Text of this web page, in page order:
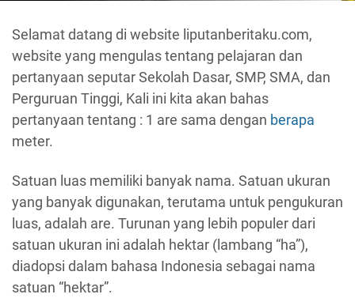
Selamat datang di website liputanberitaku.com,
website yang mengulas tentang pelajaran dan
pertanyaan seputar Sekolah Dasar, SMP, SMA, dan
Perguruan Tinggi, Kali ini kita akan bahas
pertanyaan tentang : 1 are sama dengan berapa
meter.
Satuan luas memiliki banyak nama. Satuan ukuran
yang banyak digunakan, terutama untuk pengukuran
luas, adalah are. Turunan yang lebih populer dari
satuan ukuran ini adalah hektar (lambang “ha”),
diadopsi dalam bahasa Indonesia sebagai nama
satuan “hektar”.